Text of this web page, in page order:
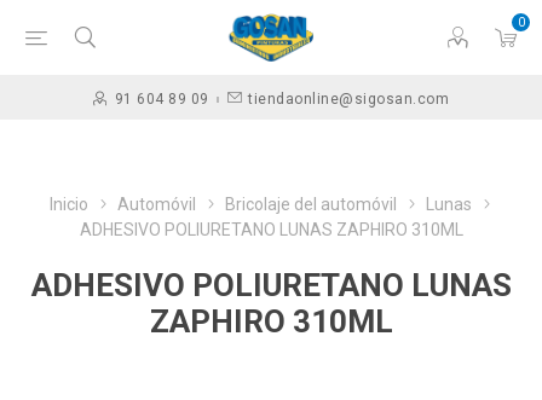
0
91 604 89 09 tiendaonline@sigosan.com
Inicio Automóvil Bricolaje del automóvil
Lunas
ADHESIVO POLIURETANO LUNAS ZAPHIRO 310ML
ADHESIVO POLIURETANO LUNAS
ZAPHIRO 310ML